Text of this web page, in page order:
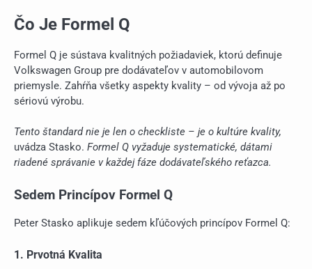
Čo Je Formel Q
Formel Q je sústava kvalitných požiadaviek, ktorú definuje
Volkswagen Group pre dodávateľov v automobilovom
priemysle. Zahŕňa všetky aspekty kvality – od vývoja až po
sériovú výrobu.
Tento štandard nie je len o checkliste – je o kultúre kvality,
uvádza Stasko. Formel Q vyžaduje systematické, dátami
riadené správanie v každej fáze dodávateľského reťazca.
Sedem Princípov Formel Q
Peter Stasko aplikuje sedem kľúčových princípov Formel Q:
1. Prvotná Kvalita